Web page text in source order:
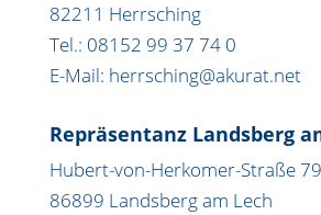
82211 Herrsching
Tel.: 08152 99 37 74 0
E-Mail: herrsching@akurat.net
Repräsentanz Landsberg
Hubert-von-Herkomer-Straße 79
86899 Landsberg am Lech